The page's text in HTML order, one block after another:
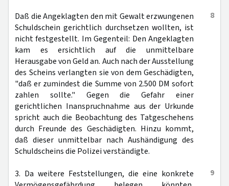
8
Daß die Angeklagten den mit Gewalt erzwungenen
Schuldschein gerichtlich durchsetzen wollten, ist
nicht festgestellt. Im Gegenteil: Den Angeklagten
kam es ersichtlich auf die unmittelbare
Herausgabe von Geld an. Auch nach der Ausstellung
des Scheins verlangten sie von dem Geschädigten,
"daß er zumindest die Summe von 2.500 DM sofort
zahlen sollte." Gegen die Gefahr einer
gerichtlichen Inanspruchnahme aus der Urkunde
spricht auch die Beobachtung des Tatgeschehens
durch Freunde des Geschädigten. Hinzu kommt,
daß dieser unmittelbar nach Aushändigung des
Schuldscheins die Polizei verständigte.
9
3. Da weitere Feststellungen, die eine konkrete